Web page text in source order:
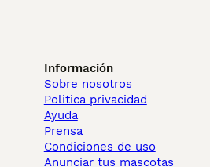
Información
Sobre nosotros
Politica privacidad
Ayuda
Prensa
Condiciones de uso
Anunciar tus mascotas